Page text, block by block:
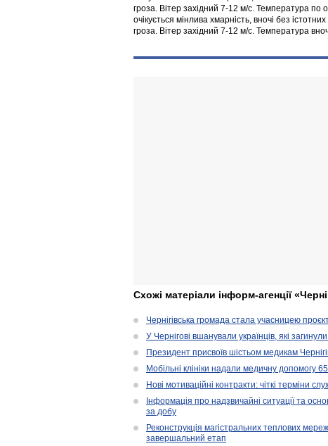
гроза. Вітер західний 7-12 м/с. Температура по
очікується мінлива хмарність, вночі без
гроза. Вітер західний 7-12 м/с. Температура
Схожі матеріали інформ-агенції
Чернігівська громада стала учасницею
У Чернігові вшанували українців, які
Президент присвоїв шістьом медикам
Мобільні клініки надали медичну допомогу
Нові мотиваційні контракти: чіткі терміни
Інформація про надзвичайні ситуації та
за добу
Реконструкція магістральних теплових
завершальний етап